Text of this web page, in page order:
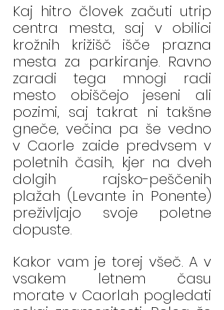
Kaj hitro človek začuti utrip
centra mesta, saj v obilici
krožnih križišč išče prazna
mesta za parkiranje. Ravno
zaradi tega mnogi radi
mesto obiščejo jeseni ali
pozimi, saj takrat ni takšne
gneče, večina pa še vedno
v Caorle zaide predvsem v
poletnih časih, kjer na dveh
dolgih rajsko-peščenih
plažah (Levante in Ponente)
preživljajo svoje poletne
dopuste.
Kakor vam je torej všeč. A v
vsakem letnem času
morate v Caorlah pogledati